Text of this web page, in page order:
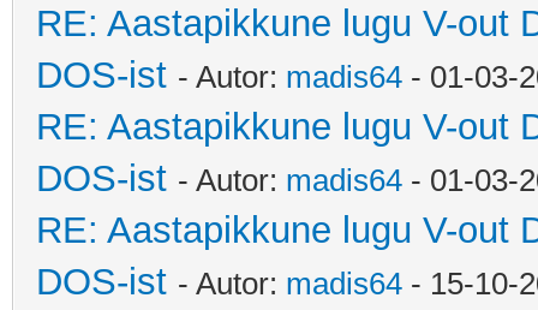
RE: Aastapikkune lugu V-out
DOS-ist - Autor: madis64 - 01-03-
RE: Aastapikkune lugu V-out
DOS-ist - Autor: madis64 - 01-03-
RE: Aastapikkune lugu V-out
DOS-ist - Autor: madis64 - 15-10-